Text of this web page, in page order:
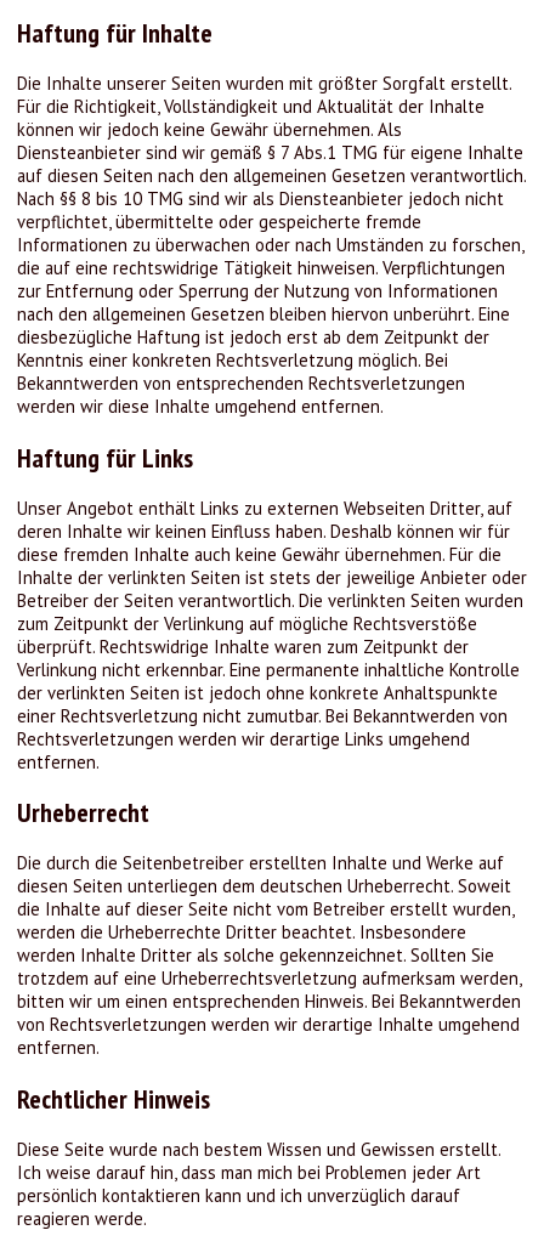
Haftung für Inhalte
Die Inhalte unserer Seiten wurden mit größter Sorgfalt erstellt.
Für die Richtigkeit, Vollständigkeit und Aktualität der Inhalte
können wir jedoch keine Gewähr übernehmen. Als
Diensteanbieter sind wir gemäß § 7 Abs.1 TMG für eigene Inhalte
auf diesen Seiten nach den allgemeinen Gesetzen verantwortlich.
Nach §§ 8 bis 10 TMG sind wir als Diensteanbieter jedoch nicht
verpflichtet, übermittelte oder gespeicherte fremde
Informationen zu überwachen oder nach Umständen zu forschen,
die auf eine rechtswidrige Tätigkeit hinweisen. Verpflichtungen
zur Entfernung oder Sperrung der Nutzung von Informationen
nach den allgemeinen Gesetzen bleiben hiervon unberührt. Eine
diesbezügliche Haftung ist jedoch erst ab dem Zeitpunkt der
Kenntnis einer konkreten Rechtsverletzung möglich. Bei
Bekanntwerden von entsprechenden Rechtsverletzungen
werden wir diese Inhalte umgehend entfernen.
Haftung für Links
Unser Angebot enthält Links zu externen Webseiten Dritter, auf
deren Inhalte wir keinen Einfluss haben. Deshalb können wir für
diese fremden Inhalte auch keine Gewähr übernehmen. Für die
Inhalte der verlinkten Seiten ist stets der jeweilige Anbieter oder
Betreiber der Seiten verantwortlich. Die verlinkten Seiten wurden
zum Zeitpunkt der Verlinkung auf mögliche Rechtsverstöße
überprüft. Rechtswidrige Inhalte waren zum Zeitpunkt der
Verlinkung nicht erkennbar. Eine permanente inhaltliche Kontrolle
der verlinkten Seiten ist jedoch ohne konkrete Anhaltspunkte
einer Rechtsverletzung nicht zumutbar. Bei Bekanntwerden von
Rechtsverletzungen werden wir derartige Links umgehend
entfernen.
Urheberrecht
Die durch die Seitenbetreiber erstellten Inhalte und Werke auf
diesen Seiten unterliegen dem deutschen Urheberrecht. Soweit
die Inhalte auf dieser Seite nicht vom Betreiber erstellt wurden,
werden die Urheberrechte Dritter beachtet. Insbesondere
werden Inhalte Dritter als solche gekennzeichnet. Sollten Sie
trotzdem auf eine Urheberrechtsverletzung aufmerksam werden,
bitten wir um einen entsprechenden Hinweis. Bei Bekanntwerden
von Rechtsverletzungen werden wir derartige Inhalte umgehend
entfernen.
Rechtlicher Hinweis
Diese Seite wurde nach bestem Wissen und Gewissen erstellt.
Ich weise darauf hin, dass man mich bei Problemen jeder Art
persönlich kontaktieren kann und ich unverzüglich darauf
reagieren werde.